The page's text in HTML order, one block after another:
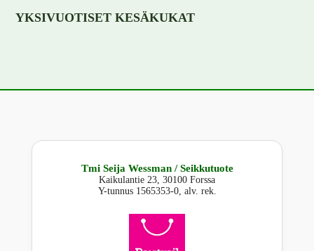
YKSIVUOTISET KESÄKUKAT
Tmi Seija Wessman / Seikkutuote
Kaikulantie 23, 30100 Forssa
Y-tunnus 1565353-0, alv. rek.